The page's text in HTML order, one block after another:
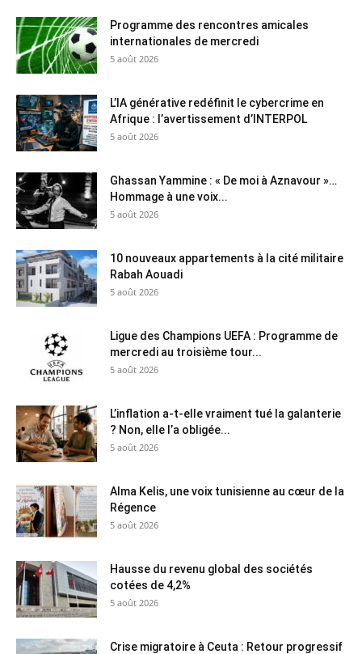
Programme des rencontres amicales
internationales de mercredi
5 août 2026
L’IA générative redéfinit le cybercrime en
Afrique : l’avertissement d’INTERPOL
5 août 2026
Ghassan Yammine : « De moi à Aznavour »…
Hommage à une voix...
5 août 2026
10 nouveaux appartements à la cité militaire
Rabah Aouadi
5 août 2026
Ligue des Champions UEFA : Programme de
mercredi au troisième tour...
5 août 2026
L’inflation a-t-elle vraiment tué la galanterie
? Non, elle l’a obligée...
5 août 2026
Alma Kelis, une voix tunisienne au cœur de la
Régence
5 août 2026
Hausse du revenu global des sociétés
cotées de 4,2%
5 août 2026
Crise migratoire à Ceuta : Retour progressif